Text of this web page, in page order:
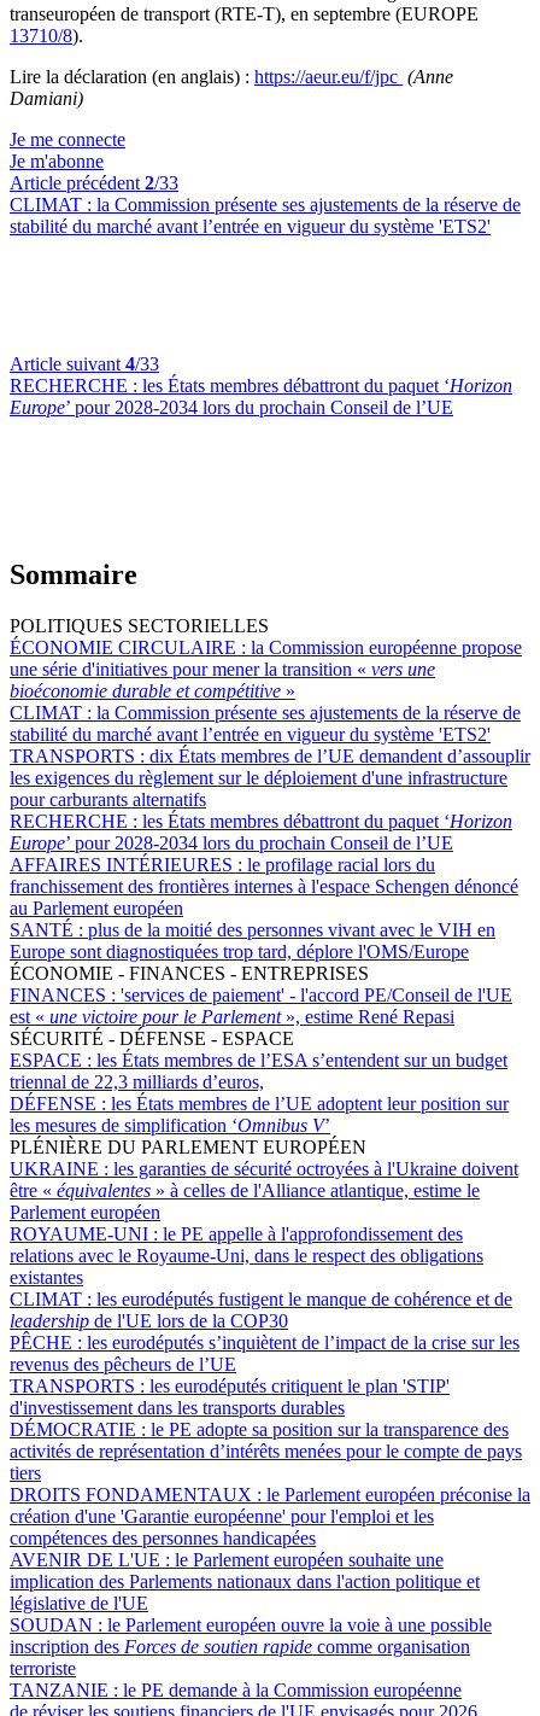
transeuropéen de transport (RTE-T), en septembre (EUROPE
13710/8).
Lire la déclaration (en anglais) : https://aeur.eu/f/jpc (Anne
Damiani)
Je me connecte
Je m'abonne
Article précédent 2/33
CLIMAT : la Commission présente ses ajustements de la réserve de
stabilité du marché avant l’entrée en vigueur du système 'ETS2'
Article suivant 4/33
RECHERCHE : les États membres débattront du paquet ‘Horizon
Europe’ pour 2028-2034 lors du prochain Conseil de l’UE
Sommaire
POLITIQUES SECTORIELLES
ÉCONOMIE CIRCULAIRE : la Commission européenne propose
une série d'initiatives pour mener la transition « vers une
bioéconomie durable et compétitive »
CLIMAT : la Commission présente ses ajustements de la réserve de
stabilité du marché avant l’entrée en vigueur du système 'ETS2'
TRANSPORTS : dix États membres de l’UE demandent d’assouplir
les exigences du règlement sur le déploiement d'une infrastructure
pour carburants alternatifs
RECHERCHE : les États membres débattront du paquet ‘Horizon
Europe’ pour 2028-2034 lors du prochain Conseil de l’UE
AFFAIRES INTÉRIEURES : le profilage racial lors du
franchissement des frontières internes à l'espace Schengen dénoncé
au Parlement européen
SANTÉ : plus de la moitié des personnes vivant avec le VIH en
Europe sont diagnostiquées trop tard, déplore l'OMS/Europe
ÉCONOMIE - FINANCES - ENTREPRISES
FINANCES : 'services de paiement' - l'accord PE/Conseil de l'UE
est « une victoire pour le Parlement», estime René Repasi
SÉCURITÉ - DÉFENSE - ESPACE
ESPACE : les États membres de l’ESA s’entendent sur un budget
triennal de 22,3 milliards d’euros,
DÉFENSE : les États membres de l’UE adoptent leur position sur
les mesures de simplification ‘Omnibus V’
PLÉNIÈRE DU PARLEMENT EUROPÉEN
UKRAINE : les garanties de sécurité octroyées à l'Ukraine doivent
être « équivalentes » à celles de l'Alliance atlantique, estime le
Parlement européen
ROYAUME-UNI : le PE appelle à l'approfondissement des
relations avec le Royaume-Uni, dans le respect des obligations
existantes
CLIMAT : les eurodéputés fustigent le manque de cohérence et de
leadership de l'UE lors de la COP30
PÊCHE : les eurodéputés s’inquiètent de l’impact de la crise sur les
revenus des pêcheurs de l’UE
TRANSPORTS : les eurodéputés critiquent le plan 'STIP'
d'investissement dans les transports durables
DÉMOCRATIE : le PE adopte sa position sur la transparence des
activités de représentation d’intérêts menées pour le compte de pays
tiers
DROITS FONDAMENTAUX : le Parlement européen préconise la
création d'une 'Garantie européenne' pour l'emploi et les
compétences des personnes handicapées
AVENIR DE L'UE : le Parlement européen souhaite une
implication des Parlements nationaux dans l'action politique et
législative de l'UE
SOUDAN : le Parlement européen ouvre la voie à une possible
inscription des Forces de soutien rapide comme organisation
terroriste
TANZANIE : le PE demande à la Commission européenne
de réviser les soutiens financiers de l'UE envisagés pour 2026